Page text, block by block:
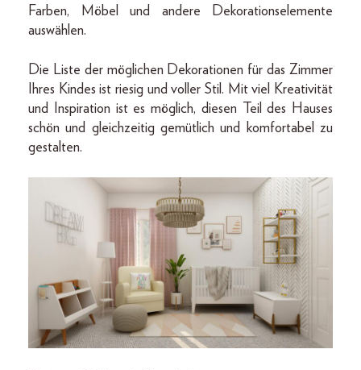
Farben, Möbel und andere Dekorationselemente
auswählen.
Die Liste der möglichen Dekorationen für das Zimmer
Ihres Kindes ist riesig und voller Stil. Mit viel Kreativität
und Inspiration ist es möglich, diesen Teil des Hauses
schön und gleichzeitig gemütlich und komfortabel zu
gestalten.